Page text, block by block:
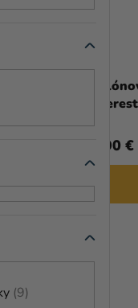
9
9,90 €